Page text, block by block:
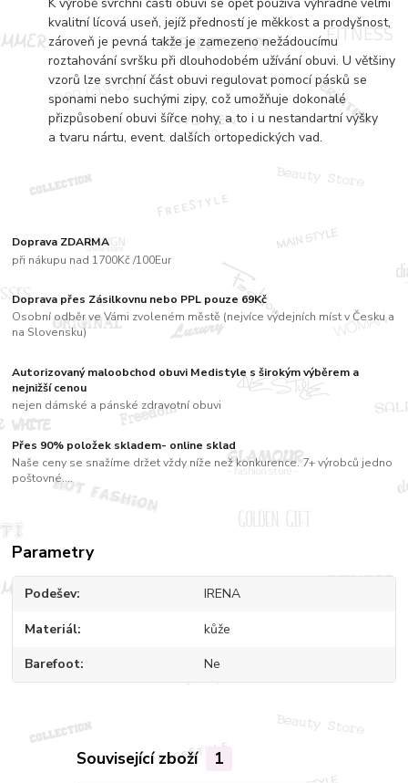
Doprava ZDARMA
při nákupu nad 1700Kč /100Eur
Doprava přes Zásilkovnu nebo PPL pouze 69Kč
Osobní odběr ve Vámi zvoleném městě (nejvíce výdejních míst v Česku a
na Slovensku)
Autorizovaný maloobchod obuvi Medistyle s širokým výběrem a
nejnižší cenou
nejen dámské a pánské zdravotní obuvi
Přes 90% položek skladem- online sklad
Naše ceny se snažíme držet vždy níže než konkurence. 7+ výrobců jedno
poštovné....
kvalitní lícová useň, jejíž předností je měkkost a prodyšnost,
zároveň je pevná takže je zamezeno nežádoucímu
roztahování svršku při dlouhodobém užívání obuvi. U většiny
vzorů lze svrchní část obuvi regulovat pomocí pásků se
sponami nebo suchými zipy, což umožňuje dokonalé
přizpůsobení obuvi šířce nohy, a to i u nestandartní výšky
a tvaru nártu, event. dalších ortopedických vad.
Parametry
Podešev IRENA
Materiál kůže
Barefoot Ne
Související zboží 1